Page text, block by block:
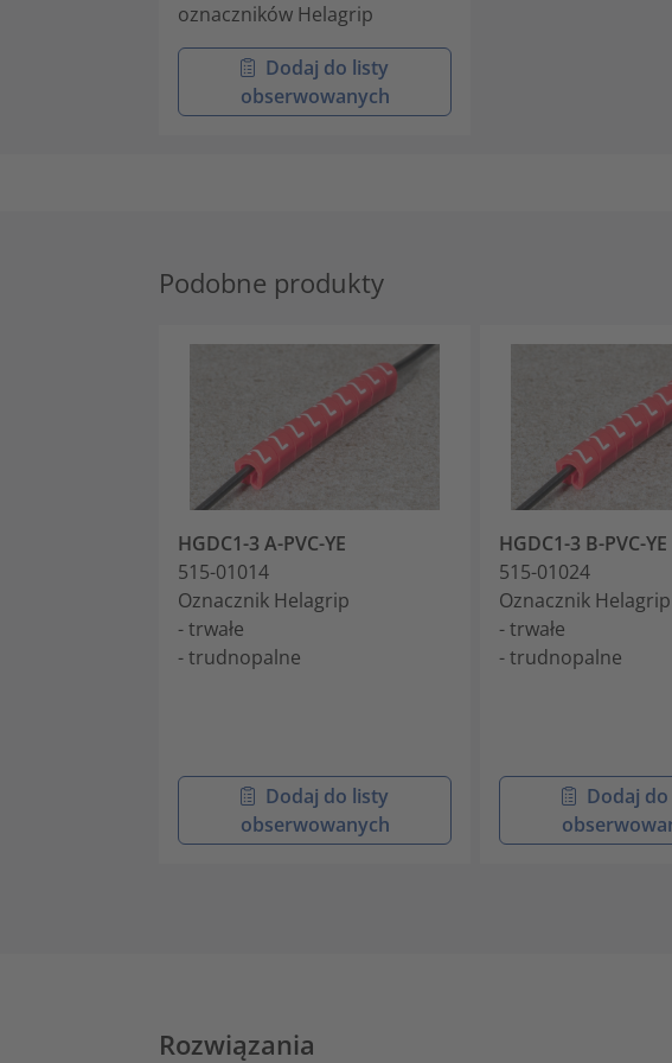
oznaczników Helagrip
Dodaj do listy
obserwowanych
Podobne produkty
HGDC1-3 A-PVC-YE
515-01014
Oznacznik Helagrip
- trwałe
- trudnopalne
Dodaj do listy
obserwowanych
HGDC1-3 B-PVC-YE
515-01024
Oznacznik Helagrip
- trwałe
- trudnopalne
Dodaj
Rozwiązania